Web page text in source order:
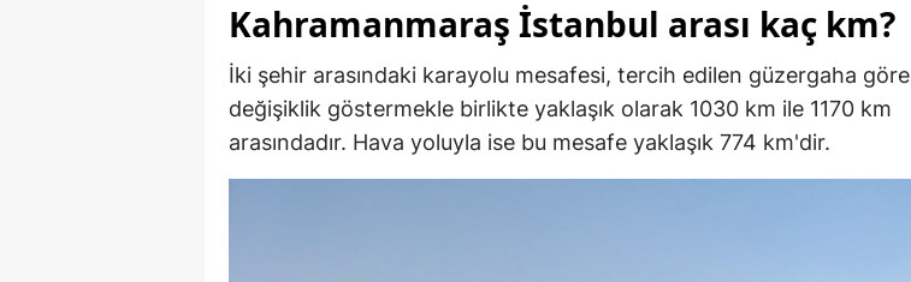
Kahramanmaraş İstanbul arası kaç km?
İki şehir arasındaki karayolu mesafesi, tercih edilen güzergaha göre
değişiklik göstermekle birlikte yaklaşık olarak 1030 km ile 1170 km
arasındadır. Hava yoluyla ise bu mesafe yaklaşık 774 km'dir.